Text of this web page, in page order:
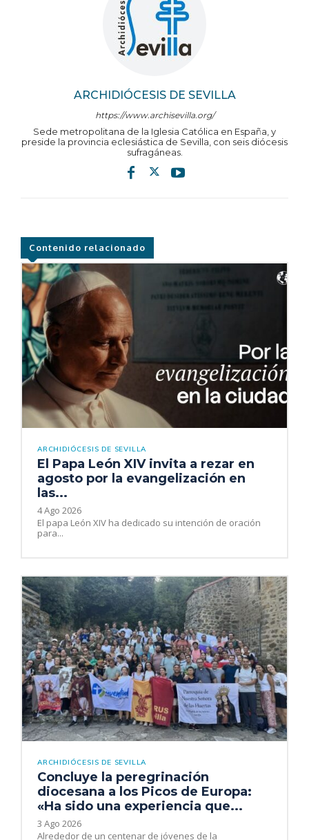
ARCHIDIÓCESIS DE SEVILLA
https://www.archisevilla.org/
Sede metropolitana de la Iglesia Católica en España, y
preside la provincia eclesiástica de Sevilla, con seis diócesis
sufragáneas.
Contenido relacionado
ARCHIDIÓCESIS DE SEVILLA
El Papa León XIV invita a rezar en
agosto por la evangelización en
las...
4 Ago 2026
El papa León XIV ha dedicado su intención de oración
para...
ARCHIDIÓCESIS DE SEVILLA
Concluye la peregrinación
diocesana a los Picos de Europa:
«Ha sido una experiencia que...
3 Ago 2026
Alrededor de un centenar de jóvenes de la